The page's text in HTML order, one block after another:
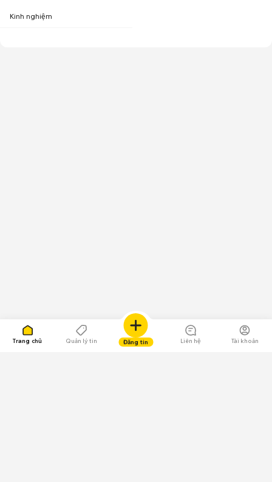
Trang chủ Quản lý tin Đăng tin Liên hệ Tài khoản
Kinh nghiệm